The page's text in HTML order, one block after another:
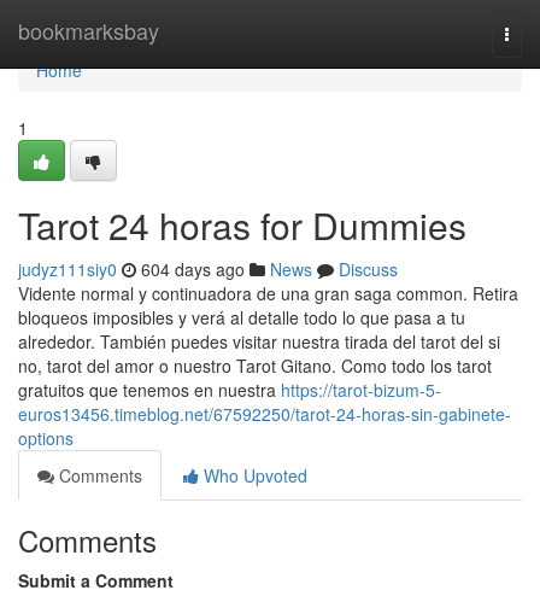
bookmarksbay
Home
Home
1
Tarot 24 horas for Dummies
judyz111siy0 604 days ago News
Discuss
Vidente normal y continuadora de una gran saga common. Retira
bloqueos imposibles y verá al detalle todo lo que pasa a tu
alrededor. También puedes visitar nuestra tirada del tarot del si
no, tarot del amor o nuestro Tarot Gitano. Como todo los tarot
gratuitos que tenemos en nuestra https://tarot-bizum-5-
euros13456.timeblog.net/67592250/tarot-24-horas-sin-gabinete-
options
Comments
Who Upvoted
Comments
Submit a Comment